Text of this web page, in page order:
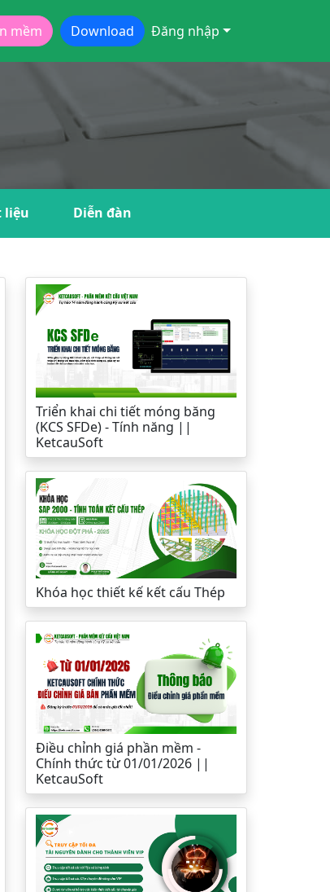
mềm Download Đăng nhập
liệu Diễn đàn
Triển khai chi tiết móng băng
(KCS SFDe) - Tính năng ||
KetcauSoft
Khóa học thiết kế kết cấu Thép
Điều chỉnh giá phần mềm -
Chính thức từ 01/01/2026 ||
KetcauSoft